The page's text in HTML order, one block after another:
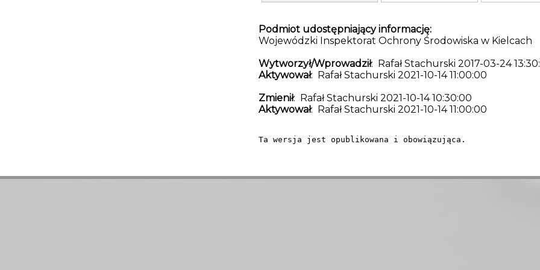
Podmiot udostępniający informację:
Wojewódzki Inspektorat Ochrony Środowiska w Kielcach
Wytworzył/Wprowadził: Rafał Stachurski 2017-03-24
Aktywował: Rafał Stachurski 2021-10-14 11:00:00
Zmienił: Rafał Stachurski 2021-10-14 10:30:00
Aktywował: Rafał Stachurski 2021-10-14 11:00:00
Ta wersja jest opublikowana i obowiązująca.